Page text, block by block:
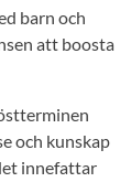
barn och
att boosta
och kunskap
innefattar